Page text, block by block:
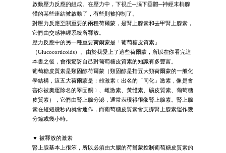
啟動壓力反應的組成。在壓力中，下視丘─腦下垂體─神經末梢腺
體的某些連結被啟動了，有些則被抑制了。
對壓力反應至關重要的兩種荷爾蒙，是腎上腺素和去甲腎上腺素，
它們由交感神經系統所釋放。
壓力反應中的另一種重要荷爾蒙是「葡萄糖皮質素」
（Glucocorticoids）。由於我愛上了這些荷爾蒙，所以在你看完這
本書之後，會很驚訝自己對葡萄糖皮質素的知識有多豐富。
葡萄糖皮質素是類固醇荷爾蒙（類固醇是指五大類荷爾蒙的一般化
學結構，這五大荷爾蒙是：雄激素﹝出名的「同化」激素，像是會
害你被奧運除名的睪固酮﹞、雌激素、黃體素、礦皮質素、葡萄糖
皮質素），它們由腎上腺分泌，通常表現得很像腎上腺素。腎上腺
素在短短幾秒內就會運作，而葡萄糖皮質素會支撐腎上腺素運作幾
分鐘或幾小時。
▼ 被釋放的激素
腎上腺基本上很笨，所以必須由大腦的荷爾蒙控制葡萄糖皮質素的